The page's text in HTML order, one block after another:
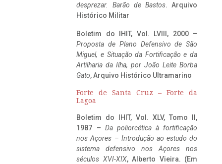
desprezar. Barão de Bastos. Arquivo
Histórico Militar
Boletim do IHIT, Vol. LVIII, 2000 –
Proposta de Plano Defensivo de São
Miguel, e Situação da Fortificação e da
Artilharia da Ilha, por João Leite Borba
Gato, Arquivo Histórico Ultramarino
Forte de Santa Cruz – Forte da
Lagoa
Boletim do IHIT, Vol. XLV, Tomo II,
1987 – Da poliorcética à fortificação
nos Açores – Introdução ao estudo do
sistema defensivo nos Açores nos
séculos XVI-XIX, Alberto Vieira. (Em